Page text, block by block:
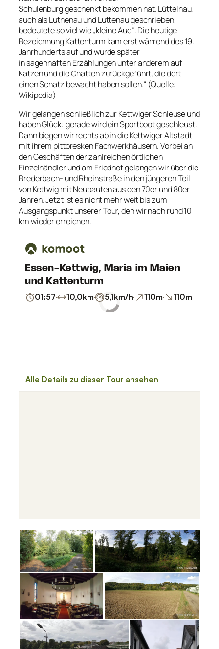
Schulenburg geschenkt bekommen hat. Lüttelnau,
auch als Luthenau und Luttenau geschrieben,
bedeutete so viel wie „kleine Aue“. Die heutige
Bezeichnung Kattenturm kam erst während des 19.
Jahrhunderts auf und wurde später
in sagenhaften Erzählungen unter anderem auf
Katzen und die Chatten zurückgeführt, die dort
einen Schatz bewacht haben sollen.“ (Quelle:
Wikipedia)
Wir gelangen schließlich zur Kettwiger Schleuse und
haben Glück: gerade wird ein Sportboot geschleust.
Dann biegen wir rechts ab in die Kettwiger Altstadt
mit ihrem pittoresken Fachwerkhäusern. Vorbei an
den Geschäften der zahlreichen örtlichen
Einzelhändler und am Friedhof gelangen wir über die
Brederbach- und Rheinstraße in den jüngeren Teil
von Kettwig mit Neubauten aus den 70er und 80er
Jahren. Jetzt ist es nicht mehr weit bis zum
Ausgangspunkt unserer Tour, den wir nach rund 10
km wieder erreichen.